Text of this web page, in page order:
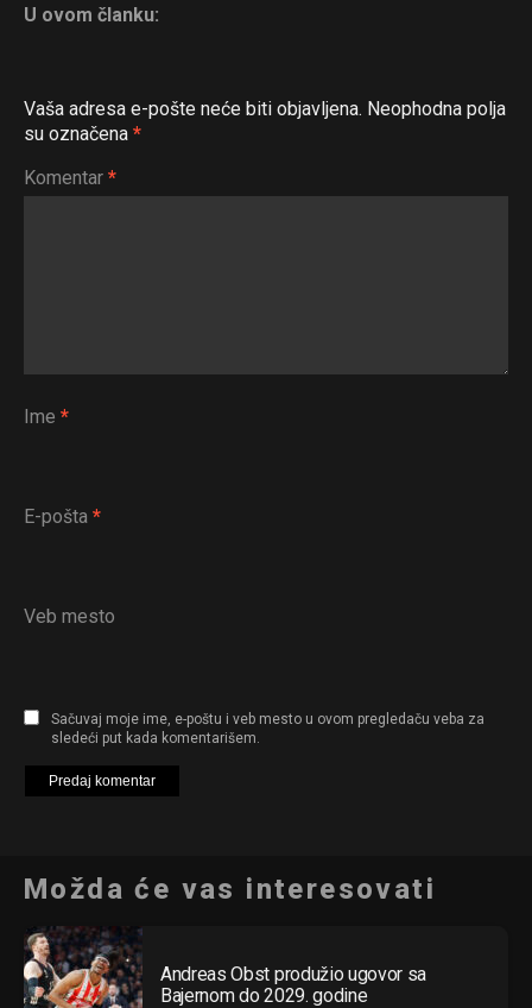
U ovom članku:
Vaša adresa e-pošte neće biti objavljena. Neophodna polja
su označena *
Komentar *
Ime *
E-pošta *
Veb mesto
Sačuvaj moje ime, e-poštu i veb mesto u ovom pregledaču veba za
sledeći put kada komentarišem.
Možda će vas interesovati
Andreas Obst produžio ugovor sa
Bajernom do 2029. godine